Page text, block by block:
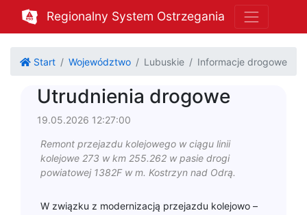
Regionalny System Ostrzegania
Start Województwo Lubuskie Informacje drogowe
Utrudnienia drogowe
19.05.2026 12:27:00
Remont przejazdu kolejowego w ciągu linii
kolejowe 273 w km 255.262 w pasie drogi
powiatowej 1382F w m. Kostrzyn nad Odrą.
W związku z modernizacją przejazdu kolejowo –